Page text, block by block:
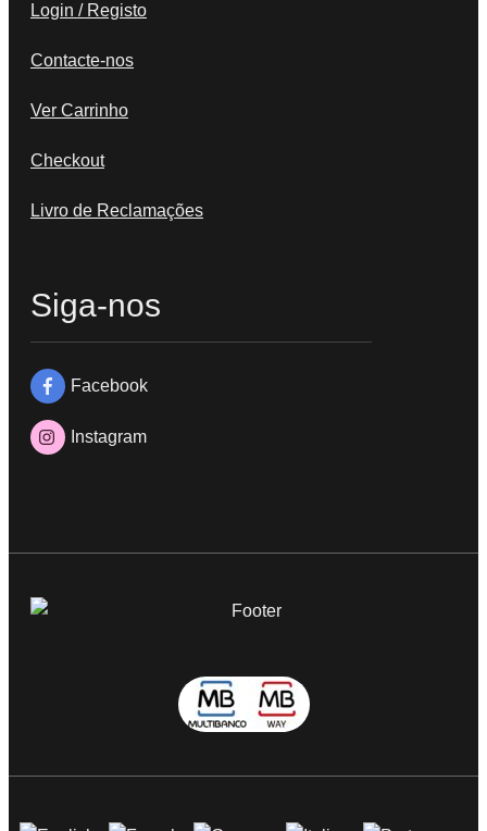
Login / Registo
Contacte-nos
Ver Carrinho
Checkout
Livro de Reclamações
Siga-nos
Facebook
Instagram